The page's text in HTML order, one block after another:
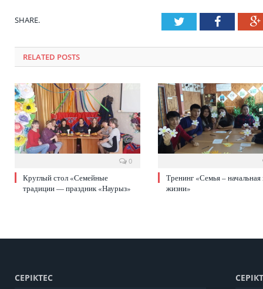
SHARE. Twitter
RELATED POSTS
0
Круглый стол «Семейные
традиции — праздник «Наурыз»
Тренинг «Семья –
жизни»
СЕРІКТЕС